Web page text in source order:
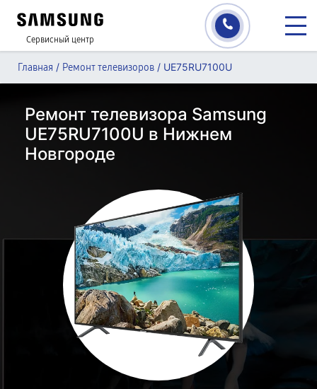
Сервисный центр
Главная / Ремонт телевизоров / UE75RU7100U
Ремонт телевизора Samsung
UE75RU7100U в Нижнем
Новгороде